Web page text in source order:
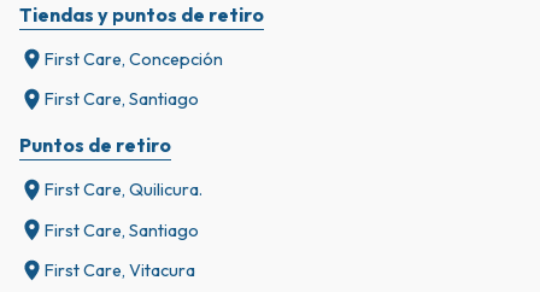
Tiendas y puntos de retiro
First Care, Concepción
First Care, Santiago
Puntos de retiro
First Care, Quilicura.
First Care, Santiago
First Care, Vitacura